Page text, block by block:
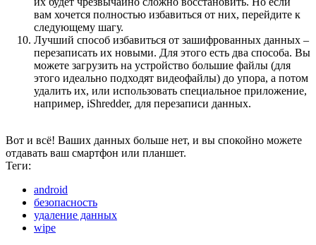
вам хочется полностью избавиться от них, перейдите к
следующему шагу.
Лучший способ избавиться от зашифрованных данных –
перезаписать их новыми. Для этого есть два способа. Вы
можете загрузить на устройство большие файлы (для
этого идеально подходят видеофайлы) до упора, а потом
удалить их, или использовать специальное приложение,
например, iShredder, для перезаписи данных.
Вот и всё! Ваших данных больше нет, и вы спокойно можете
отдавать ваш смартфон или планшет.
Теги:
android
безопасность
удаление данных
wipe